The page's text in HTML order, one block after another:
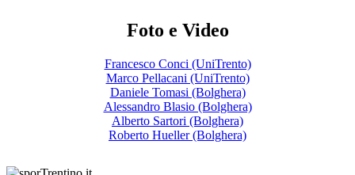
Foto e Video
Francesco Conci (UniTrento)
Marco Pellacani (UniTrento)
Daniele Tomasi (Bolghera)
Alessandro Blasio (Bolghera)
Alberto Sartori (Bolghera)
Roberto Hueller (Bolghera)